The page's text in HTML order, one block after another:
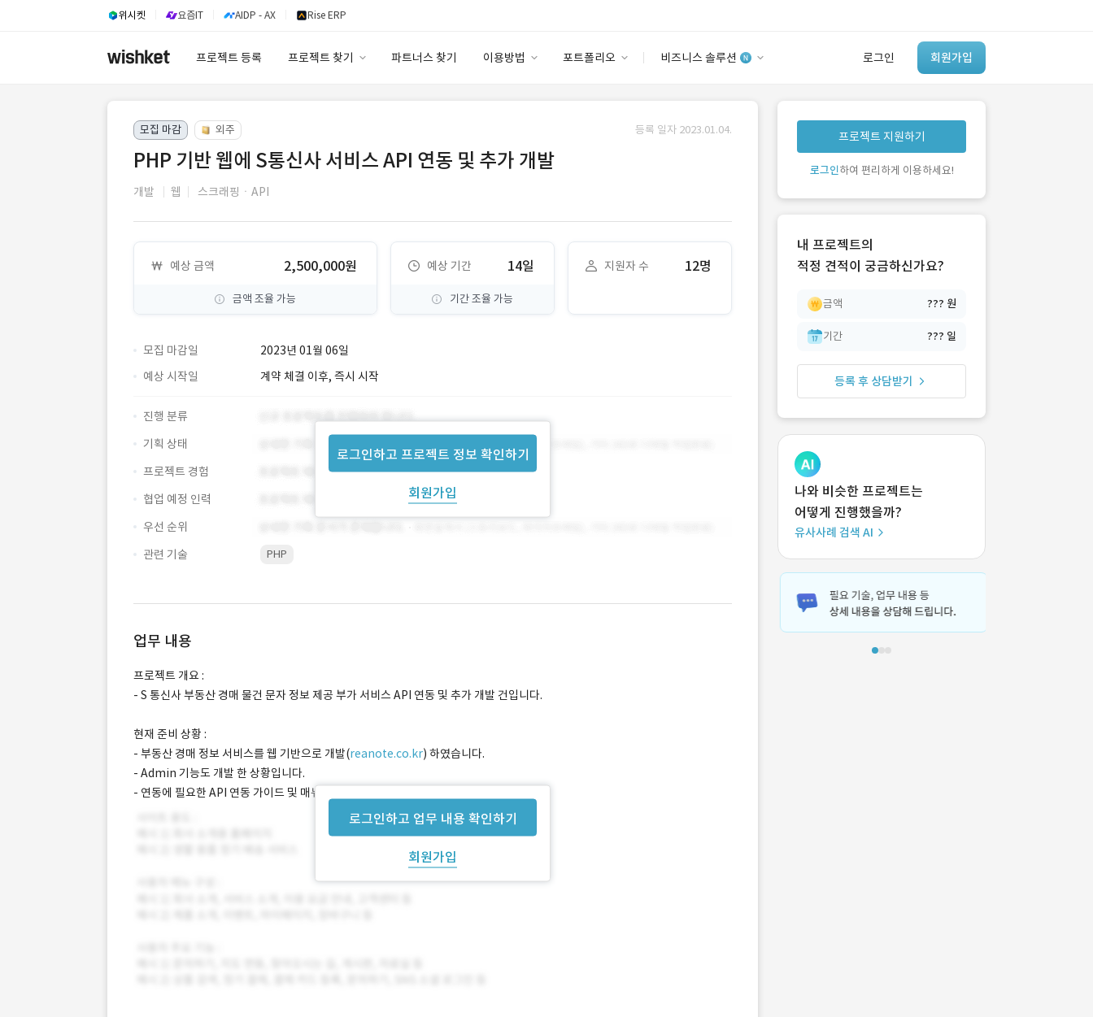
위시켓 요즘IT AIDP - AX Rise ERP
프로젝트 등록 프로젝트 찾기 파트너스 찾기 이용방법 포트폴리오 비즈니스 솔루션 로그인 회원가입
이용요금
고객센터
안심 코드 케어
유사사례 검색 AI
‘이런 거’ 만들어본
개발 회사 있어?
모집 마감 외주 등록 일자 2023.01.04.
PHP 기반 웹에 S통신사 서비스 API 연동 및 추가 개발
개발 웹 스크래핑ㆍAPI
예상 금액 2,500,000원
금액 조율 가능
예상 기간 14일
기간 조율 가능
지원자 수 12명
모집 마감일 2023년 01월 06일
로그인하고 프로젝트 정보 확인하기
회원가입
예상 시작일 계약 체결 이후, 즉시 시작
진행 분류
기획 상태
프로젝트 경험
협업 예정 인력
우선 순위
관련 기술
PHP
업무 내용
로그인하고 업무 내용 확인하기
회원가입
프로젝트 개요 :
- S 통신사 부동산 경매 물건 문자 정보 제공 부가 서비스 API 연동 및 추가 개발 건입니다.
현재 준비 상황 :
- 부동산 경매 정보 서비스를 웹 기반으로 개발(reanote.co.kr) 하였습니다.
- Admin 기능도 개발 한 상황입니다.
- 연동에 필요한 API 연동 가이드 및 매뉴얼(S통신사, MMS 업체)이 있습니다.
프로젝트 지원하기
로그인하여 편리하게 이용하세요!
내 프로젝트의
적정 견적이 궁금하신가요?
금액 ??? 원
기간 ??? 일
등록 후 상담받기
나와 비슷한 프로젝트는
어떻게 진행했을까?
유사사례 검색 AI